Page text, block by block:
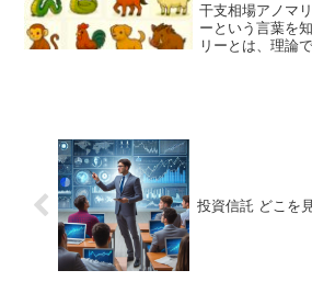
干支相場アノマ
ーという言葉を
リーとは、理論
投資信託 どこを